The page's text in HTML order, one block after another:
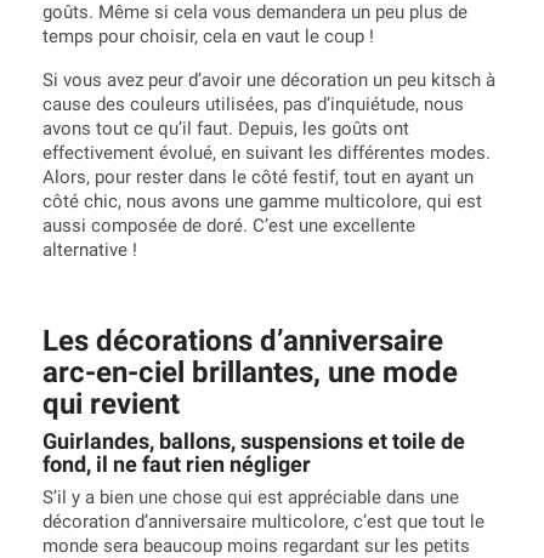
goûts. Même si cela vous demandera un peu plus de
temps pour choisir, cela en vaut le coup !
Si vous avez peur d’avoir une décoration un peu kitsch à
cause des couleurs utilisées, pas d’inquiétude, nous
avons tout ce qu’il faut. Depuis, les goûts ont
effectivement évolué, en suivant les différentes modes.
Alors, pour rester dans le côté festif, tout en ayant un
côté chic, nous avons une gamme multicolore, qui est
aussi composée de doré. C’est une excellente
alternative !
Les décorations d’anniversaire
arc-en-ciel brillantes, une mode
qui revient
Guirlandes, ballons, suspensions et toile de
fond, il ne faut rien négliger
S’il y a bien une chose qui est appréciable dans une
décoration d’anniversaire multicolore, c’est que tout le
monde sera beaucoup moins regardant sur les petits